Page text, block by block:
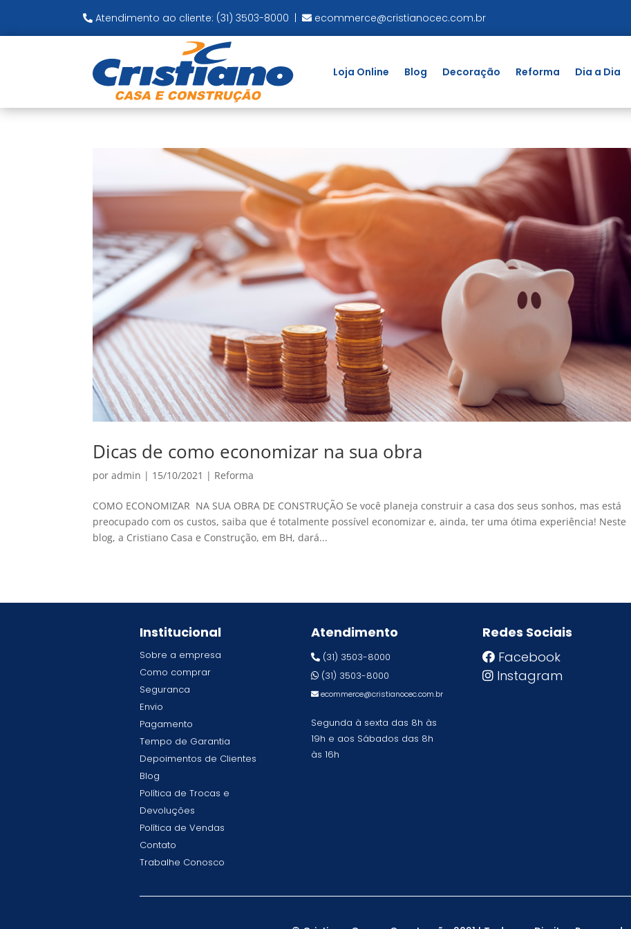
Atendimento ao cliente: (31) 3503-8000 ecommerce@cristianocec.com.br
Loja Online Blog Decoração Reforma Dia a Dia
Dicas de como economizar na sua obra
poradmin | 15/10/2021 | Reforma
COMO ECONOMIZAR NA SUA OBRA DE CONSTRUÇÃO Se você planeja construir a casa dos seus sonhos, mas está
preocupado com os custos, saiba que é totalmente possível economizar e, ainda, ter uma ótima experiência! Neste
blog, a Cristiano Casa e Construção, em BH, dará...
Institucional
Sobre a empresa
Como comprar
Seguranca
Envio
Pagamento
Tempo de Garantia
Depoimentos de Clientes
Blog
Política de Trocas e
Devoluções
Política de Vendas
Contato
Trabalhe Conosco
Atendimento
(31) 3503-8000
(31) 3503-8000
ecommerce@cristianocec.com.br
Segunda à sexta das 8h às
19h e aos Sábados das 8h
às 16h
Redes Sociais
Facebook
Instagram